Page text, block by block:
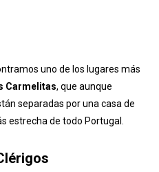
y los frescos en el
Carmelitas